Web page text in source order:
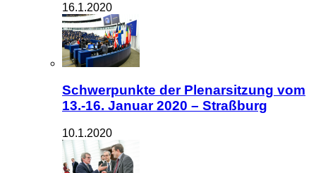
16.1.2020
Schwerpunkte der Plenarsitzung vom
13.-16. Januar 2020 – Straßburg
10.1.2020